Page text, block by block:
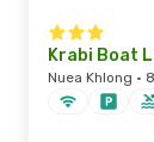
Krabi Boat
Nuea Khlong ·